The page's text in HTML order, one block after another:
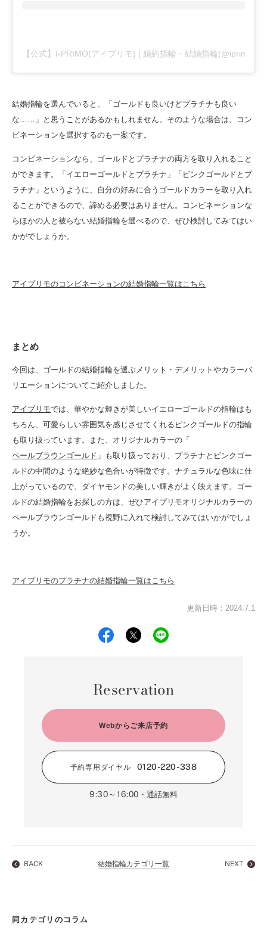
【公式】I-PRIMO(アイプリモ) | 婚約指輪・結婚指輪
結婚指輪を選んでいると、「ゴールドも良いけどプラチナも良い
な……」と思うことがあるかもしれません。そのような場合は、コン
ビネーションを選択するのも一案です。
コンビネーションなら、ゴールドとプラチナの両方を取り入れること
ができます。「イエローゴールドとプラチナ」「ピンクゴールドとプ
ラチナ」というように、自分の好みに合うゴールドカラーを取り入れ
ることができるので、諦める必要はありません。コンビネーションな
らほかの人と被らない結婚指輪を選べるので、ぜひ検討してみてはい
かがでしょうか。
アイプリモのコンビネーションの結婚指輪一覧はこちら
まとめ
今回は、ゴールドの結婚指輪を選ぶメリット・デメリットやカラーバ
リエーションについてご紹介しました。
アイプリモでは、華やかな輝きが美しいイエローゴールドの指輪はも
ちろん、可愛らしい雰囲気を感じさせてくれるピンクゴールドの指輪
も取り扱っています。また、オリジナルカラーの「
ペールブラウンゴールド 」も取り扱っており、プラチナとピンクゴー
ルドの中間のような絶妙な色合いが特徴です。ナチュラルな色味に仕
上がっているので、ダイヤモンドの美しい輝きがよく映えます。ゴー
ルドの結婚指輪をお探しの方は、ぜひアイプリモオリジナルカラーの
ペールブラウンゴールドも視野に入れて検討してみてはいかがでしょ
うか。
アイプリモのプラチナの結婚指輪一覧はこちら
更新日時：2024.7.1
Reservation
Webからご来店予約
予約専用ダイヤル 0120-220-338
9:30～16:00 ・通話無料
BACK 結婚指輪カテゴリ一覧 NEXT
同カテゴリのコラム